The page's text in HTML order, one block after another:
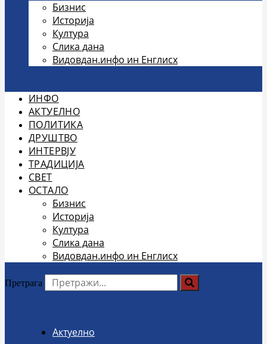
Бизнис
Историја
Култура
Слика дана
Видовдан.инфо ин Енглисх
ИНФО
АКТУЕЛНО
ПОЛИТИКА
ДРУШТВО
ИНТЕРВЈУ
ТРАДИЦИЈА
СВЕТ
ОСТАЛО
Бизнис
Историја
Култура
Слика дана
Видовдан.инфо ин Енглисх
Претрага
Актуелно